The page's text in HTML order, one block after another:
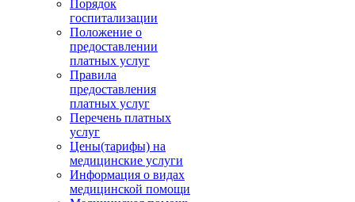
Порядок
госпитализации
Положение о
предоставлении
платных услуг
Правила
предоставления
платных услуг
Перечень платных
услуг
Цены(тарифы) на
медицинские услуги
Информация о видах
медицинской помощи